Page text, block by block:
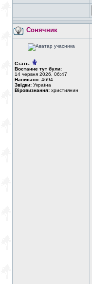
Сонячник
Стать:
Востаннє тут були:
14 червня 2026, 06:47
Написано: 4694
Звідки: Україна
Віровизнання: християнин